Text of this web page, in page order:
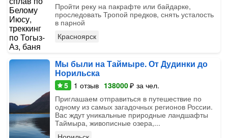
Пройти реку на пакрафте или байдарке,
проследовать Тропой предков, снять усталость
в парной
Красноярск
Мы были на Таймыре. От Дудинки до
Норильска
5 1 отзыв 138000₽ за чел.
Приглашаем отправиться в путешествие по
одному из самых загадочных регионов России.
Вас ждут уникальные природные ландшафты
Таймыра, живописные озера,...